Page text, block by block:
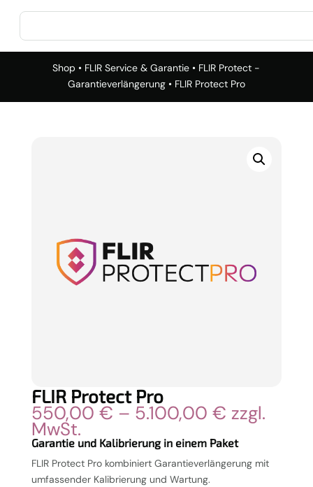
Shop • FLIR Service & Garantie • FLIR Protect -
Garantieverlängerung• FLIR Protect Pro
FLIR Protect Pro
550,00 € – 5.100,00 €
550,00 €
bis
5.100,00
zzgl.
MwSt.
Garantie und Kalibrierung in einem Paket
FLIR Protect Pro kombiniert Garantieverlängerung mit
umfassender Kalibrierung und Wartung.